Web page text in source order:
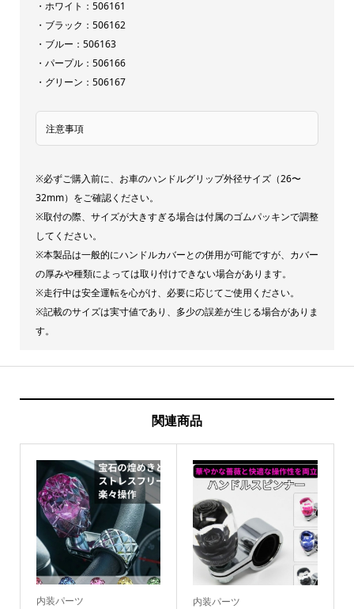
・ホワイト：506161
・ブラック：506162
・ブルー：506163
・パープル：506166
・グリーン：506167
注意事項
※必ずご購入前に、お車のハンドルグリップ外径サイズ（26〜
32mm）をご確認ください。
※取付の際、サイズが大きすぎる場合は付属のゴムパッキンで調整
してください。
※本製品は一般的にハンドルカバーとの併用が可能ですが、カバー
の厚みや種類によっては取り付けできない場合があります。
※走行中は安全運転を心がけ、必要に応じてご使用ください。
※記載のサイズは実寸値であり、多少の誤差が生じる場合がありま
す。
関連商品
内装パーツ 内装パーツ